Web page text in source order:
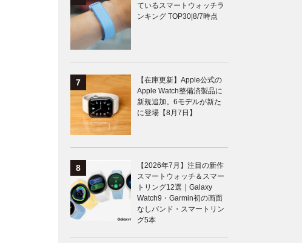
ているスマートウォッチラ
ンキング TOP30|8/7時点
【在庫更新】Apple公式の
Apple Watch整備済製品に
新規追加。6モデルが新た
に登場【8月7日】
【2026年7月】注目の新作
スマートウォッチ＆スマー
トリング12選｜Galaxy
Watch9・Garmin初の画面
なしバンド・スマートリン
グ5本